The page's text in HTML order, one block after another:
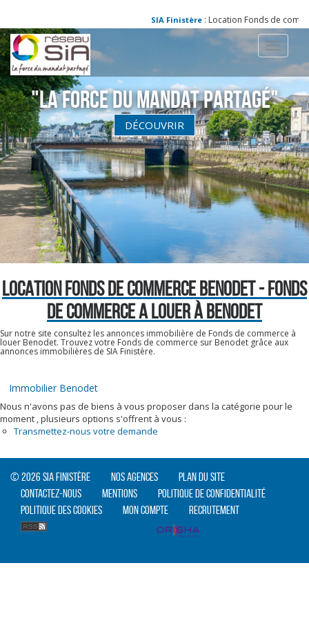
SIA Finistère: Location Fonds de
Toggle
"La Force du Mandat partagé"
DÉCOUVRIR
LOCATION FONDS DE COMMERCE BENODET - FONDS
DE COMMERCE A LOUER À BENODET
Sur notre site consultez les annonces immobilière de Fonds de commerce à
louer Benodet. Trouvez votre Fonds de commerce sur Benodet grâce aux
annonces immobilières de SIA Finistère.
Immobilier Benodet
Nous n'avons pas de biens à vous proposer dans la catégorie pour le
moment , plusieurs options s'offrent à vous :
Transmettez-nous votre demande
© 2026 SIA Finistère Nos agences
Plan du site
Contactez-nous
Mentions
Politique de confidentialité
Politique des cookies
Mon compte Recrutement